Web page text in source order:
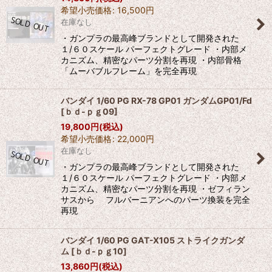
希望小売価格: 16,500円
在庫なし
・ガンプラの最高峰ブランドとして開発された
１/６０スケール パーフェクトグレード ・内部メ
カニズム、精密なパーツ分割を再現 ・内部骨格
「ムーバブルフレーム」を完全再現
バンダイ 1/60 PG RX-78 GP01 ガンダムGP01/Fd
[ｂｄ-ｐｇ09]
19,800円(税込)
希望小売価格: 22,000円
在庫なし
・ガンプラの最高峰ブランドとして開発された
１/６０スケール パーフェクトグレード ・内部メ
カニズム、精密なパーツ分割を再現 ・ゼフィラン
サスから フルバーニアンへのパーツ換装を完全
再現
バンダイ 1/60 PG GAT-X105 ストライクガンダ
ム [ｂｄ-ｐｇ10]
13,860円(税込)